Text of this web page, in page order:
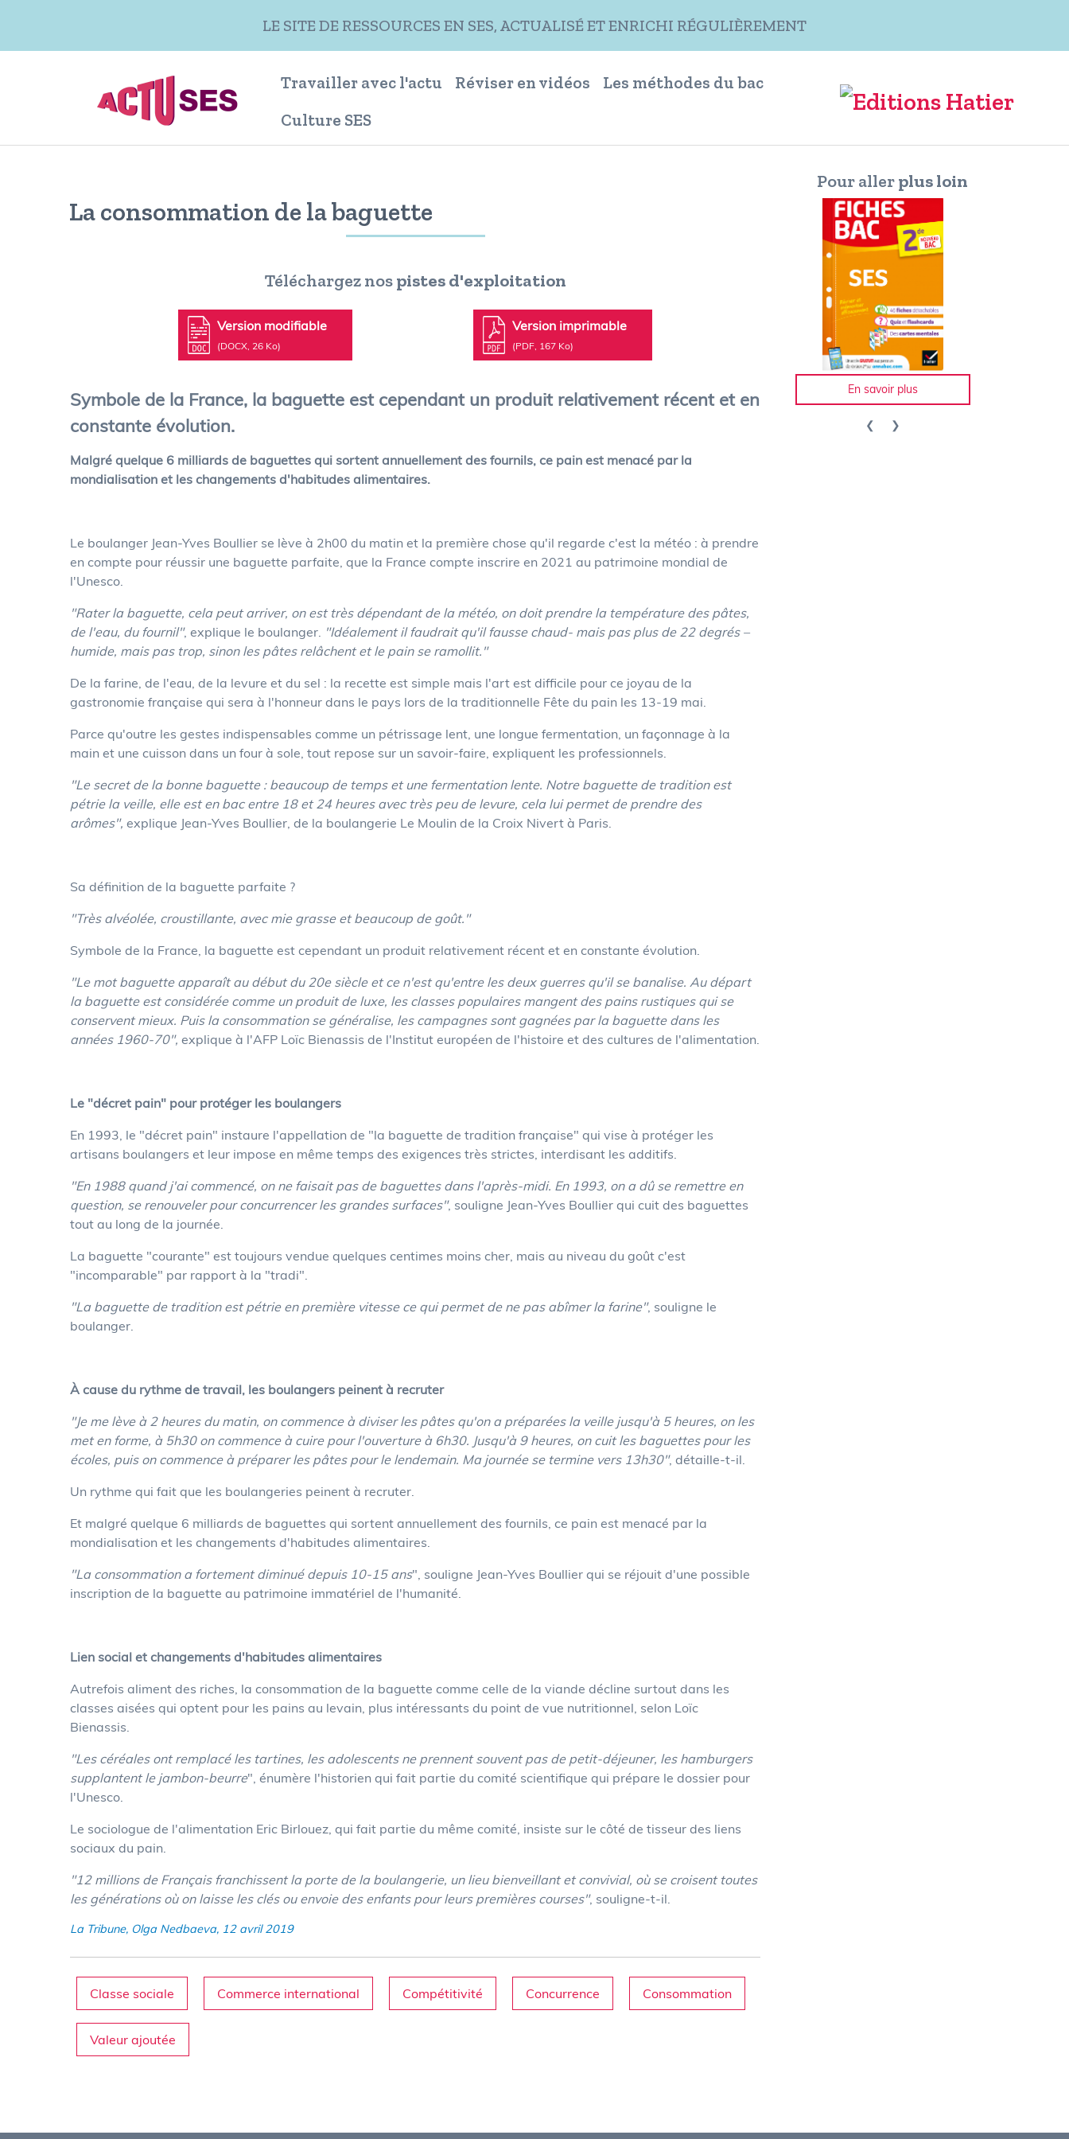
LE SITE DE RESSOURCES EN SES, ACTUALISÉ ET ENRICHI RÉGULIÈREMENT
Travailler avec l'actu Réviser en vidéos
Les méthodes du bac
Culture SES
La consommation de la baguette
Téléchargez nospistes d'exploitation
Version modifiable
(DOCX, 26 Ko)
Version imprimable
(PDF, 167 Ko)
Symbole de la France, la baguette est cependant un produit relativement récent et en
constante évolution.
Malgré quelque 6 milliards de baguettes qui sortent annuellement des fournils, ce pain est menacé par la
mondialisation et les changements d'habitudes alimentaires.
Le boulanger Jean-Yves Boullier se lève à 2h00 du matin et la première chose qu'il regarde c'est la météo : à prendre
en compte pour réussir une baguette parfaite, que la France compte inscrire en 2021 au patrimoine mondial de
l'Unesco.
"Rater la baguette, cela peut arriver, on est très dépendant de la météo, on doit prendre la température des pâtes,
de l'eau, du fournil", explique le boulanger. "Idéalement il faudrait qu'il fausse chaud- mais pas plus de 22 degrés –
humide, mais pas trop, sinon les pâtes relâchent et le pain se ramollit."
De la farine, de l'eau, de la levure et du sel : la recette est simple mais l'art est difficile pour ce joyau de la
gastronomie française qui sera à l'honneur dans le pays lors de la traditionnelle Fête du pain les 13-19 mai.
Parce qu'outre les gestes indispensables comme un pétrissage lent, une longue fermentation, un façonnage à la
main et une cuisson dans un four à sole, tout repose sur un savoir-faire, expliquent les professionnels.
"Le secret de la bonne baguette : beaucoup de temps et une fermentation lente. Notre baguette de tradition est
pétrie la veille, elle est en bac entre 18 et 24 heures avec très peu de levure, cela lui permet de prendre des
arômes", explique Jean-Yves Boullier, de la boulangerie Le Moulin de la Croix Nivert à Paris.
Sa définition de la baguette parfaite ?
"Très alvéolée, croustillante, avec mie grasse et beaucoup de goût."
Symbole de la France, la baguette est cependant un produit relativement récent et en constante évolution.
"Le mot baguette apparaît au début du 20e siècle et ce n'est qu'entre les deux guerres qu'il se banalise. Au départ
la baguette est considérée comme un produit de luxe, les classes populaires mangent des pains rustiques qui se
conservent mieux. Puis la consommation se généralise, les campagnes sont gagnées par la baguette dans les
années 1960-70", explique à l'AFP Loïc Bienassis de l'Institut européen de l'histoire et des cultures de l'alimentation.
Le "décret pain" pour protéger les boulangers
En 1993, le "décret pain" instaure l'appellation de "la baguette de tradition française" qui vise à protéger les
artisans boulangers et leur impose en même temps des exigences très strictes, interdisant les additifs.
"En 1988 quand j'ai commencé, on ne faisait pas de baguettes dans l'après-midi. En 1993, on a dû se remettre en
question, se renouveler pour concurrencer les grandes surfaces", souligne Jean-Yves Boullier qui cuit des baguettes
tout au long de la journée.
La baguette "courante" est toujours vendue quelques centimes moins cher, mais au niveau du goût c'est
"incomparable" par rapport à la "tradi".
"La baguette de tradition est pétrie en première vitesse ce qui permet de ne pas abîmer la farine", souligne le
boulanger.
À cause du rythme de travail, les boulangers peinent à recruter
"Je me lève à 2 heures du matin, on commence à diviser les pâtes qu'on a préparées la veille jusqu'à 5 heures, on les
met en forme, à 5h30 on commence à cuire pour l'ouverture à 6h30. Jusqu'à 9 heures, on cuit les baguettes pour les
écoles, puis on commence à préparer les pâtes pour le lendemain. Ma journée se termine vers 13h30", détaille-t-il.
Un rythme qui fait que les boulangeries peinent à recruter.
Et malgré quelque 6 milliards de baguettes qui sortent annuellement des fournils, ce pain est menacé par la
mondialisation et les changements d'habitudes alimentaires.
"La consommation a fortement diminué depuis 10-15 ans", souligne Jean-Yves Boullier qui se réjouit d'une possible
inscription de la baguette au patrimoine immatériel de l'humanité.
Lien social et changements d'habitudes alimentaires
Autrefois aliment des riches, la consommation de la baguette comme celle de la viande décline surtout dans les
classes aisées qui optent pour les pains au levain, plus intéressants du point de vue nutritionnel, selon Loïc
Bienassis.
"Les céréales ont remplacé les tartines, les adolescents ne prennent souvent pas de petit-déjeuner, les hamburgers
supplantent le jambon-beurre", énumère l'historien qui fait partie du comité scientifique qui prépare le dossier pour
l'Unesco.
Le sociologue de l'alimentation Eric Birlouez, qui fait partie du même comité, insiste sur le côté de tisseur des liens
sociaux du pain.
"12 millions de Français franchissent la porte de la boulangerie, un lieu bienveillant et convivial, où se croisent toutes
les générations où on laisse les clés ou envoie des enfants pour leurs premières courses", souligne-t-il.
La Tribune, Olga Nedbaeva, 12 avril 2019
Classe sociale Commerce international Compétitivité Concurrence Consommation
Valeur ajoutée
Pour allerplus loin
En savoir plus En savoir plus En savoir plus En savoir plus